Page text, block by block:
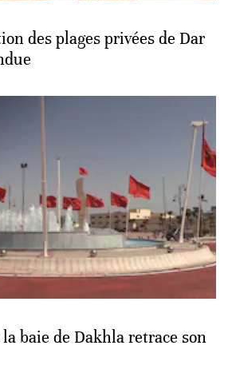
des plages privées de Dar
baie de Dakhla retrace son